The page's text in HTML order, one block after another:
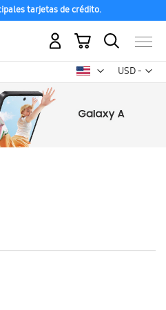
tarjetas de crédito.
USD -
dólar
Mi carrito